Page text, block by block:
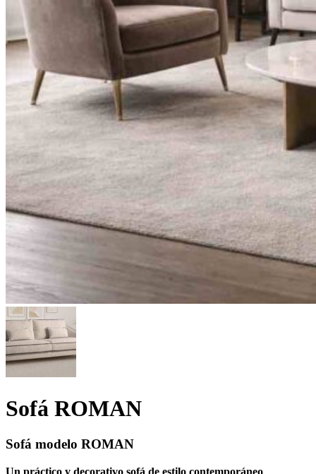
Sofá ROMAN
Sofá modelo ROMAN
Un práctico y decorativo sofá de estilo contemporáneo ,